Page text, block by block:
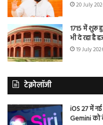
20 July
1715 में शुरू
भी दे रहा है
19 July
टेक्नोलॉजी
iOS 27 में
Gemini को